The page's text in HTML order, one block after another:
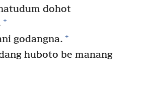
dohot
+
godangna. +
huboto be manang